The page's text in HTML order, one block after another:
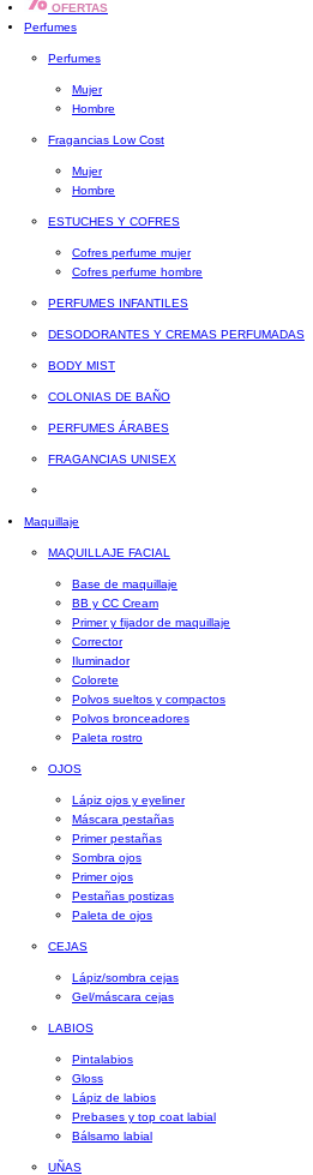
OFERTAS
Perfumes
Perfumes
Mujer
Hombre
Fragancias Low Cost
Mujer
Hombre
ESTUCHES Y COFRES
Cofres perfume mujer
Cofres perfume hombre
PERFUMES INFANTILES
DESODORANTES Y CREMAS PERFUMADAS
BODY MIST
COLONIAS DE BAÑO
PERFUMES ÁRABES
FRAGANCIAS UNISEX
Maquillaje
MAQUILLAJE FACIAL
Base de maquillaje
BB y CC Cream
Primer y fijador de maquillaje
Corrector
Iluminador
Colorete
Polvos sueltos y compactos
Polvos bronceadores
Paleta rostro
OJOS
Lápiz ojos y eyeliner
Máscara pestañas
Primer pestañas
Sombra ojos
Primer ojos
Pestañas postizas
Paleta de ojos
CEJAS
Lápiz/sombra cejas
Gel/máscara cejas
LABIOS
Pintalabios
Gloss
Lápiz de labios
Prebases y top coat labial
Bálsamo labial
UÑAS